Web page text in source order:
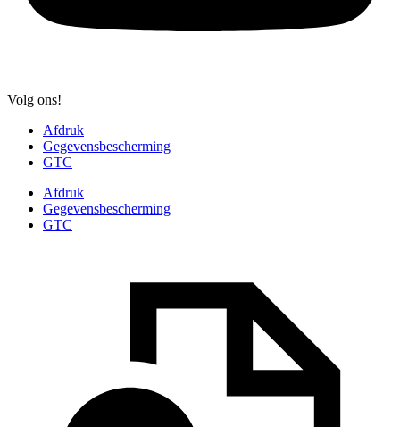
Volg ons!
Afdruk
Gegevensbescherming
GTC
Afdruk
Gegevensbescherming
GTC